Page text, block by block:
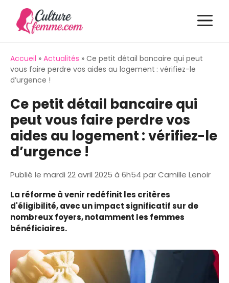
contenu
Accueil » Actualités » Ce petit détail bancaire qui peut
vous faire perdre vos aides au logement : vérifiez-le
d’urgence !
Ce petit détail bancaire qui
peut vous faire perdre vos
aides au logement : vérifiez-le
d’urgence !
Publié le mardi 22 avril 2025 à 6h54 parCamille Lenoir
La réforme à venir redéfinit les critères
d'éligibilité, avec un impact significatif sur de
nombreux foyers, notamment les femmes
bénéficiaires.